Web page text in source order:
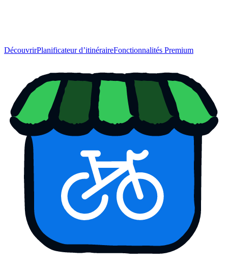
DécouvrirPlanificateur d’itinéraireFonctionnalités Premium